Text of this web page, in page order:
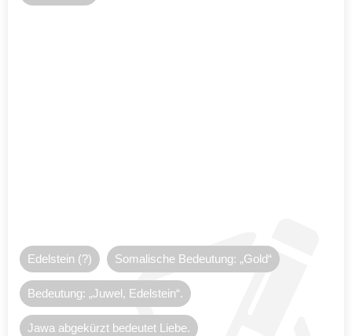
Edelstein (?) Somalische Bedeutung: „Gold“
Bedeutung: „Juwel, Edelstein“.
Jawa abgekürzt bedeutet Liebe.